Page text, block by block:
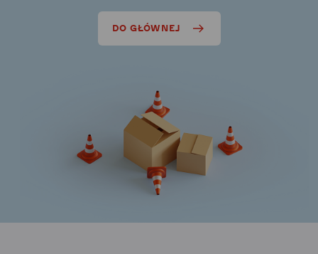
DO GŁÓWNEJ